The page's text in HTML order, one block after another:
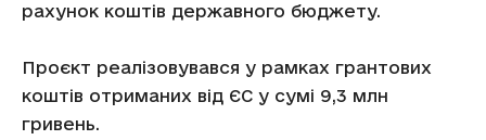
рахунок коштів державного бюджету.
Проєкт реалізовувався у рамках грантових
коштів отриманих від ЄС у сумі 9,3 млн
гривень.